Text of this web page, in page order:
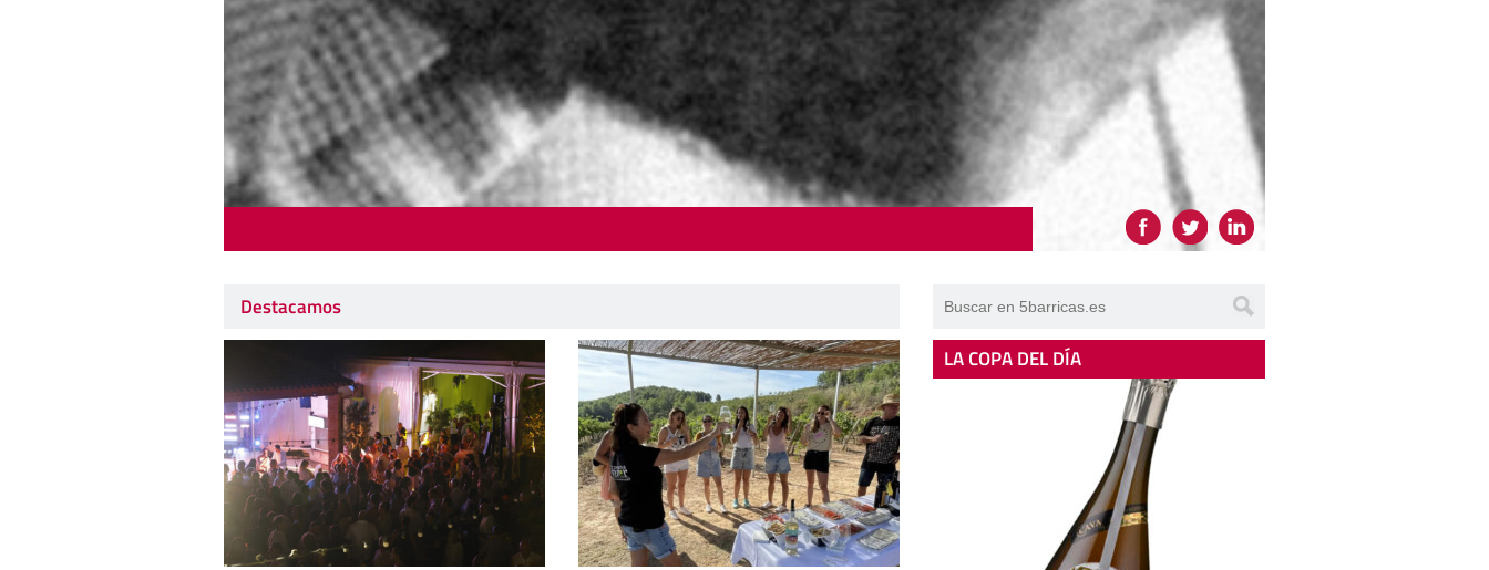
Destacamos
LA COPA DEL DÍA